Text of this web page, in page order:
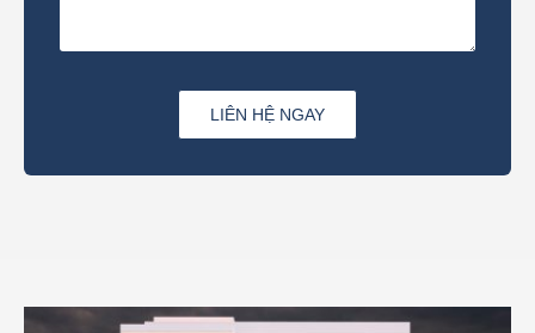
LIÊN HỆ NGAY